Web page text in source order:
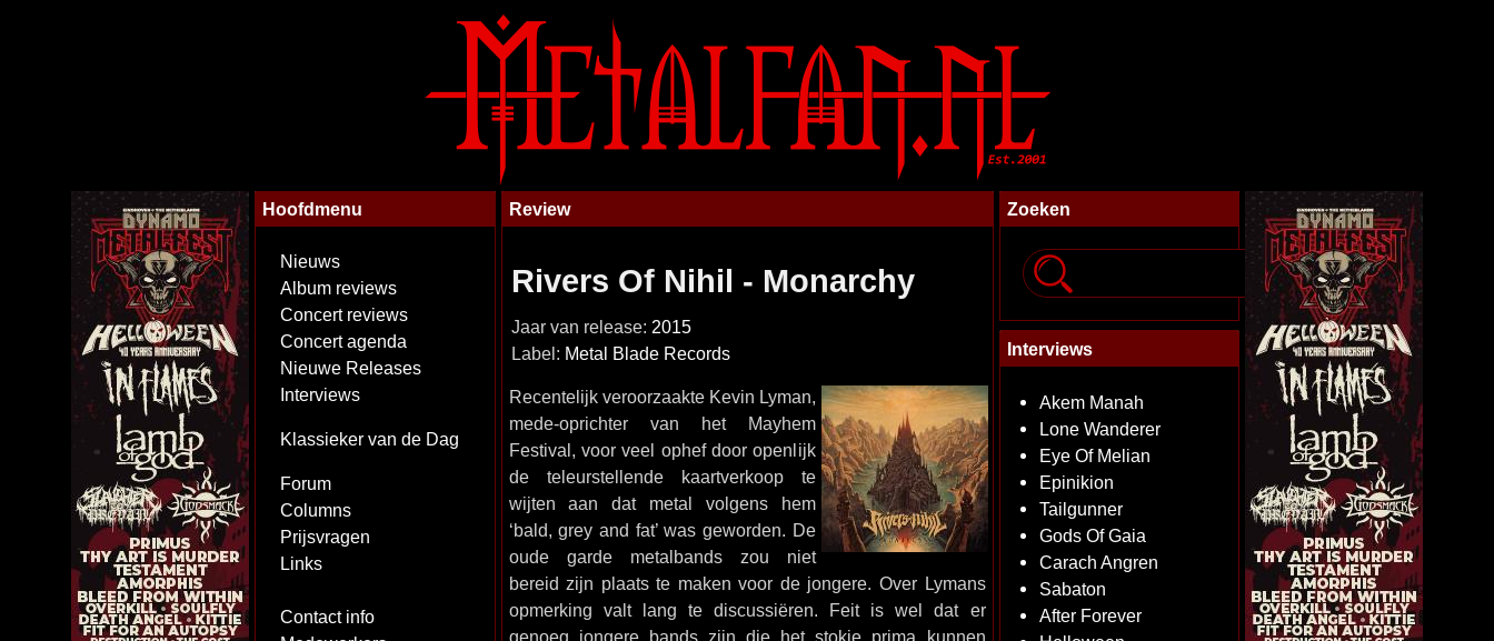
Hoofdmenu
Nieuws
Album reviews
Concert reviews
Concert agenda
Nieuwe Releases
Interviews
Klassieker van de Dag
Forum
Columns
Prijsvragen
Links
Contact info
Review
Rivers Of Nihil - Monarchy
Jaar van release: 2015
Label: Metal Blade Records
Recentelijk veroorzaakte Kevin Lyman,
mede-oprichter van het Mayhem
Festival, voor veel ophef door openlijk
de teleurstellende kaartverkoop te
wijten aan dat metal volgens hem
‘bald, grey and fat’ was geworden. De
oude garde metalbands zou niet
bereid zijn plaats te maken voor de jongere. Over Lymans
opmerking valt lang te discussiëren. Feit is wel dat er
genoeg jongere bands zijn die het stokje prima kunnen
Zoeken
Interviews
Akem Manah
Lone Wanderer
Eye Of Melian
Epinikion
Tailgunner
Gods Of Gaia
Carach Angren
Sabaton
After Forever